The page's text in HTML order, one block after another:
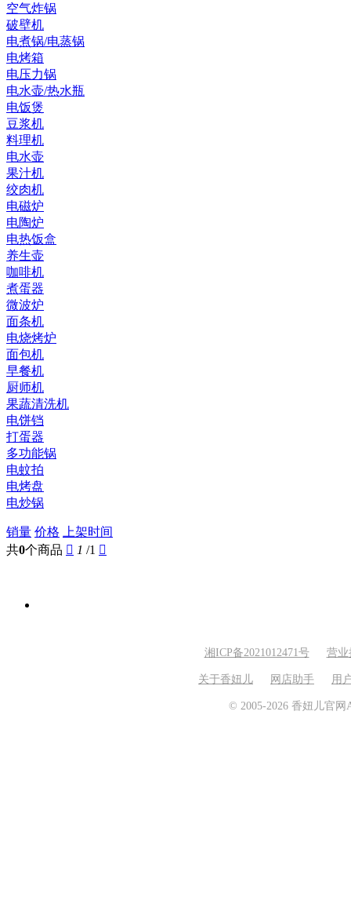
空气炸锅
破壁机
电煮锅/电蒸锅
电烤箱
电压力锅
电水壶/热水瓶
电饭煲
豆浆机
料理机
电水壶
果汁机
绞肉机
电磁炉
电陶炉
电热饭盒
养生壶
咖啡机
煮蛋器
微波炉
面条机
电烧烤炉
面包机
早餐机
厨师机
果蔬清洗机
电饼铛
打蛋器
多功能锅
电蚊拍
电烤盘
电炒锅
销量 价格 上架时间
共0个商品  1 /1 
湘ICP备2021012471号 营业
关于香妞儿 网店助手 用
© 2005-2026 香妞儿官